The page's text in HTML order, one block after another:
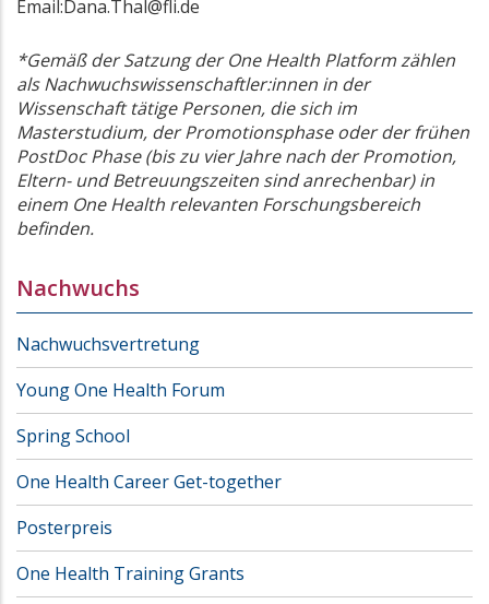
Email:Dana.Thal@fli.de
*Gemäß der Satzung der One Health Platform zählen
als Nachwuchswissenschaftler:innen in der
Wissenschaft tätige Personen, die sich im
Masterstudium, der Promotionsphase oder der frühen
PostDoc Phase (bis zu vier Jahre nach der Promotion,
Eltern- und Betreuungszeiten sind anrechenbar) in
einem One Health relevanten Forschungsbereich
befinden.
Nachwuchs
Nachwuchsvertretung
Young One Health Forum
Spring School
One Health Career Get-together
Posterpreis
One Health Training Grants